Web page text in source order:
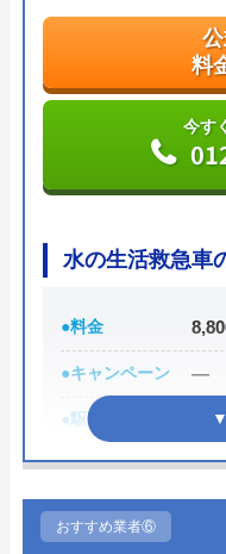
料
今
代表者 藤田
所在地
〒
神奈
対応エリア
料
今す
水の生活救急車
●料金
●キャンペーン ―
●駆けつけ時間 最
●受付時間
●定休日
おすすめ業者⑥